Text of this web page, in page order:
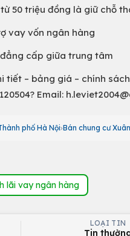
50 triệu đồng là giữ chỗ
vay vốn ngân hàng
cấp giữa trung tâm
tiết – bảng giá – chính
Email:
phố Hà Nội Bán chung cư
lãi vay ngân hàng
LOẠI TIN
Tin